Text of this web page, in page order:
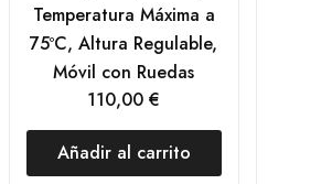
Temperatura Máxima a
75ºC, Altura Regulable,
Móvil con Ruedas
110,00 €
Añadir al carrito